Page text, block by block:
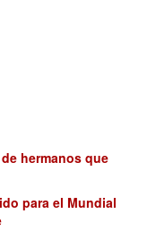
hermanos que
para el Mundial